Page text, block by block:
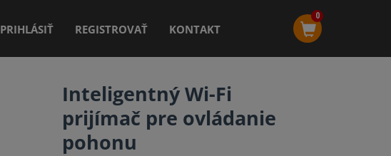
PRIHLÁSIŤ REGISTROVAŤ KONTAKT
0
Inteligentný Wi-Fi
prijímač pre ovládanie
pohonu